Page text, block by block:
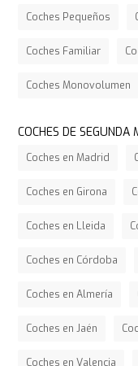
Coches Pequeños
Coches Familiar
Coches Monovolumen
COCHES DE SEGUNDA
Coches en Madrid
Coches en Girona
Coches en Lleida
Coches en Córdoba
Coches en Almería
Coches en Jaén
Coches en Valencia